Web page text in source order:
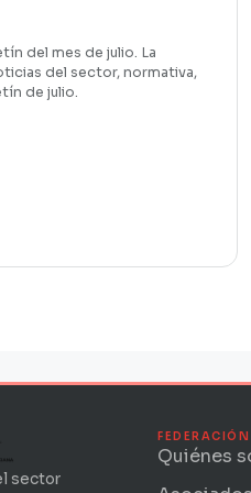
del mes de julio. La
del sector, normativa,
de julio.
sector
FEDERACIÓN
Quiénes